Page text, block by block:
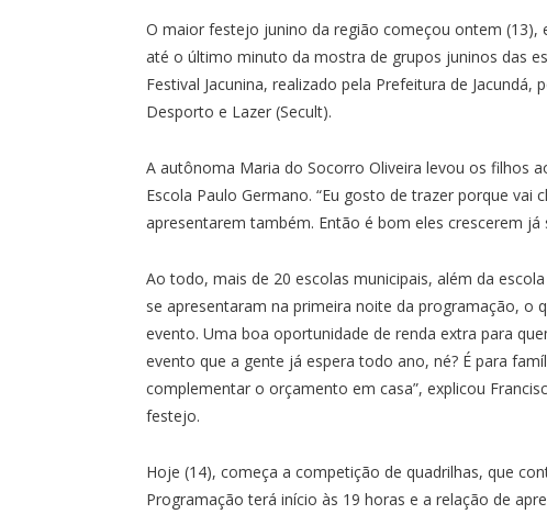
O maior festejo junino da região começou ontem (13),
até o último minuto da mostra de grupos juninos das
Festival Jacunina, realizado pela Prefeitura de
Desporto e Lazer (Secult).
A autônoma Maria do Socorro Oliveira levou os filhos
Escola Paulo Germano. “Eu gosto de trazer porque
apresentarem também. Então é bom eles crescerem
Ao todo, mais de 20 escolas municipais, além da
se apresentaram na primeira noite da programação, o
evento. Uma boa oportunidade de renda extra para
evento que a gente já espera todo ano, né? É para
complementar o orçamento em casa”, explicou
festejo.
Hoje (14), começa a competição de quadrilhas, que
Programação terá início às 19 horas e a relação de